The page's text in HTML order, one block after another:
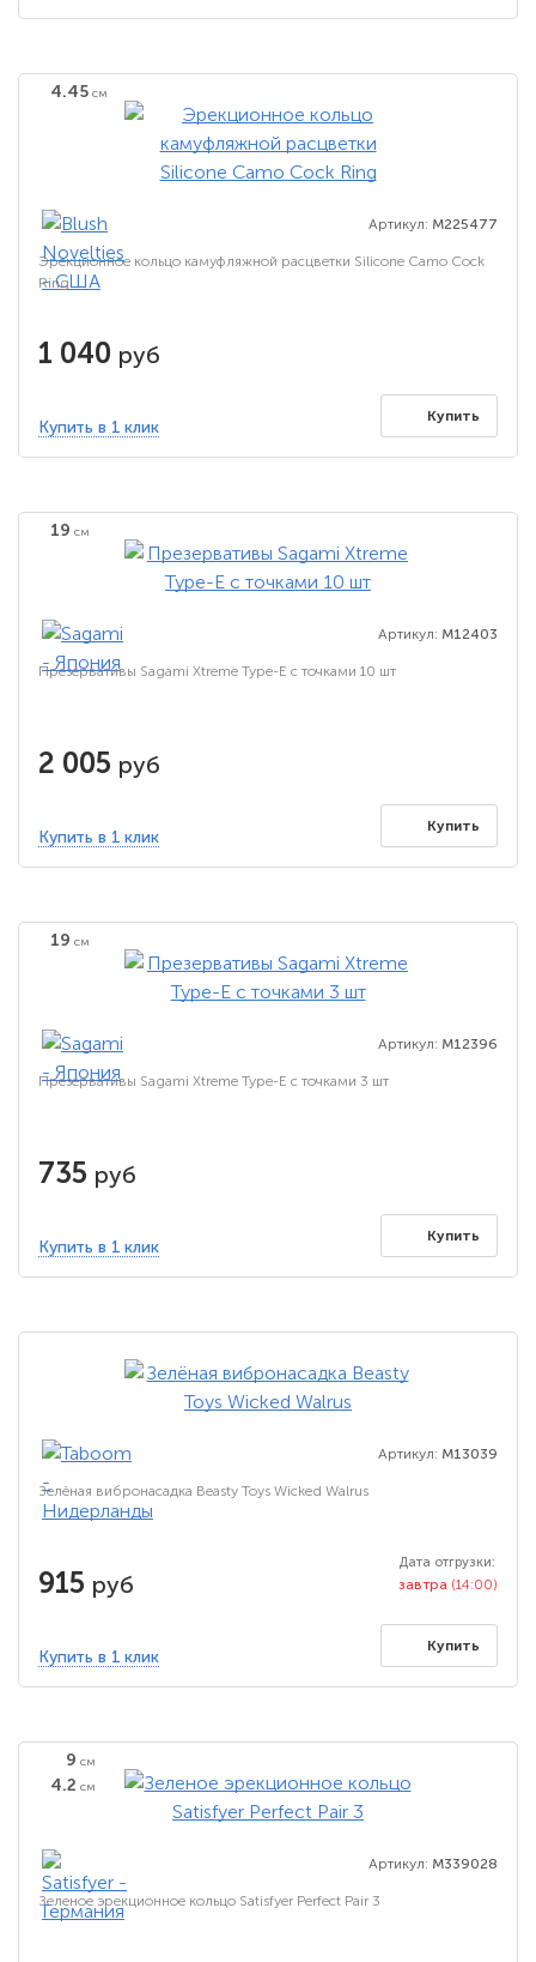
4.45 см
Артикул: M225477
Эрекционное кольцо камуфляжной расцветки Silicone Camo Cock
Ring
1 040 руб
Купить в 1 клик
Купить
19 см
Артикул: M12403
Презервативы Sagami Xtreme Type-E с точками 10 шт
2 005 руб
Купить в 1 клик
Купить
19 см
Артикул: M12396
Презервативы Sagami Xtreme Type-E с точками 3 шт
735 руб
Купить в 1 клик
Купить
Артикул: M13039
Зелёная вибронасадка Beasty Toys Wicked Walrus
915 руб
Дата отгрузки:
завтра (14:00)
Купить в 1 клик
Купить
9 см
4.2 см
Артикул: M339028
Зеленое эрекционное кольцо Satisfyer Perfect Pair 3